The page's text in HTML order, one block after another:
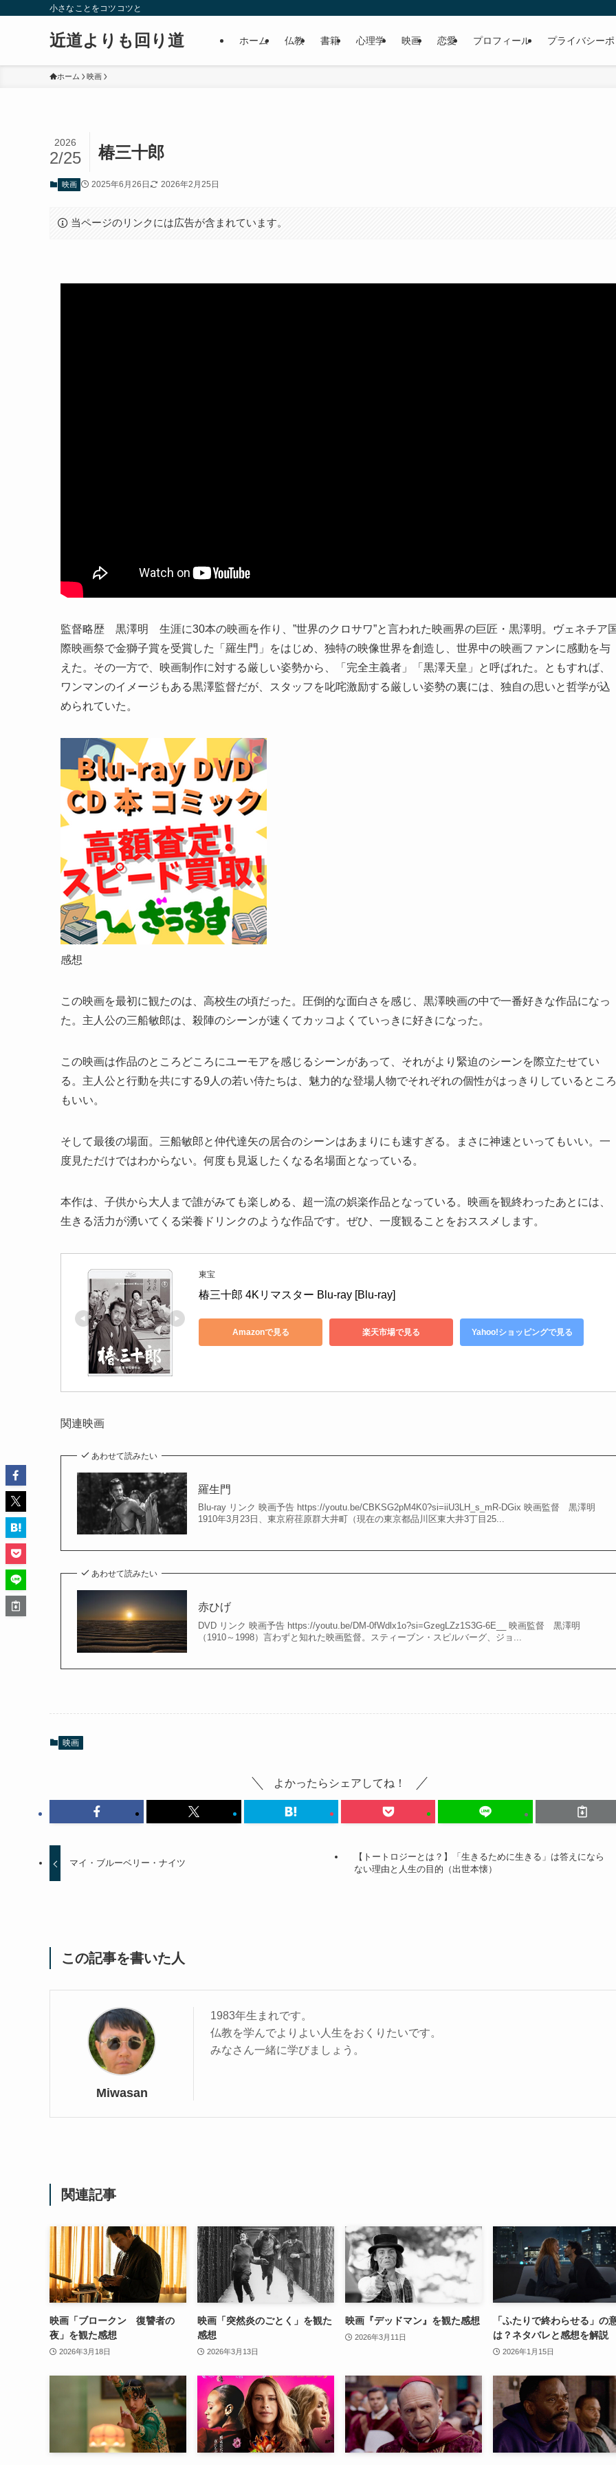
小さなことをコツコツと
近道よりも回り道 ホーム 仏教 書籍 心理学 映画 恋愛 プロフィール プライバシー
ホーム 映画
椿三十郎
2026
2/25
映画 2025年6月26日 2026年2月25日
当ページのリンクには広告が含まれています。
監督略歴 黒澤明 生涯に30本の映画を作り、”世界のクロサワ”と言われた映画界の巨匠・黒澤明。ヴェネチア
際映画祭で金獅子賞を受賞した「羅生門」をはじめ、独特の映像世界を創造し、世界中の映画ファンに感動を与
えた。その一方で、映画制作に対する厳しい姿勢から、「完全主義者」「黒澤天皇」と呼ばれた。ともすれば、
ワンマンのイメージもある黒澤監督だが、スタッフを叱咤激励する厳しい姿勢の裏には、独自の思いと哲学が込
められていた。
感想
この映画を最初に観たのは、高校生の頃だった。圧倒的な面白さを感じ、黒澤映画の中で一番好きな作品になっ
た。主人公の三船敏郎は、殺陣のシーンが速くてカッコよくていっきに好きになった。
この映画は作品のところどころにユーモアを感じるシーンがあって、それがより緊迫のシーンを際立たせてい
る。主人公と行動を共にする9人の若い侍たちは、魅力的な登場人物でそれぞれの個性がはっきりしているところ
もいい。
そして最後の場面。三船敏郎と仲代達矢の居合のシーンはあまりにも速すぎる。まさに神速といってもいい。一
度見ただけではわからない。何度も見返したくなる名場面となっている。
本作は、子供から大人まで誰がみても楽しめる、超一流の娯楽作品となっている。映画を観終わったあとには、
生きる活力が湧いてくる栄養ドリンクのような作品です。ぜひ、一度観ることをおススメします。
東宝
椿三十郎 4Kリマスター Blu-ray [Blu-ray]
Amazonで見る 楽天市場で見る Yahoo!ショッピングで見る
関連映画
あわせて読みたい
羅生門
Blu-ray リンク 映画予告 https://youtu.be/CBKSG2pM4K0?si=iiU3LH_s_mR-DGix 映画監督 黒澤明
1910年3月23日、東京府荏原群大井町（現在の東京都品川区東大井3丁目25...
あわせて読みたい
赤ひげ
DVD リンク 映画予告 https://youtu.be/DM-0fWdlx1o?si=GzegLZz1S3G-6E__ 映画監督 黒澤明
（1910～1998）言わずと知れた映画監督。スティーブン・スピルバーグ、ジョ...
映画
よかったらシェアしてね！
マイ・ブルーベリー・ナイツ
【トートロジーとは？】「生きるために生きる」は答えになら
ない理由と人生の目的（出世本懐）
この記事を書いた人
Miwasan
1983年生まれです。
仏教を学んでよりよい人生をおくりたいです。
みなさん一緒に学びましょう。
関連記事
映画「ブロークン 復讐者の
夜」を観た感想
2026年3月18日
映画「突然炎のごとく」を観た
感想
2026年3月13日
映画『デッドマン』を観た感想
2026年3月11日
「ふたりで終わらせる」の
は？ネタバレと感想を解説
2026年1月15日